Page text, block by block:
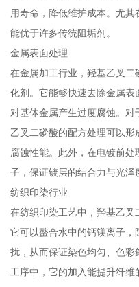
用寿命，降低维护成本。尤
能优于许多传统阻垢剂。
金属表面处理
在金属加工行业，羟基乙叉
化剂。它能够快速去除金属
对基体金属产生过度腐蚀。
乙叉二磷酸的配方处理可以
腐蚀性能。此外，在电镀前
子，保证镀层的结合力与光泽
纺织印染行业
在纺织印染工艺中，羟基乙叉
它可以螯合水中的钙镁离子
扰，从而保证染色均匀、色
工序中，它的加入能提升纤维